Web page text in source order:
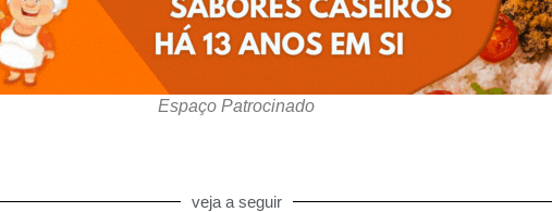
Espaço Patrocinado
veja a seguir